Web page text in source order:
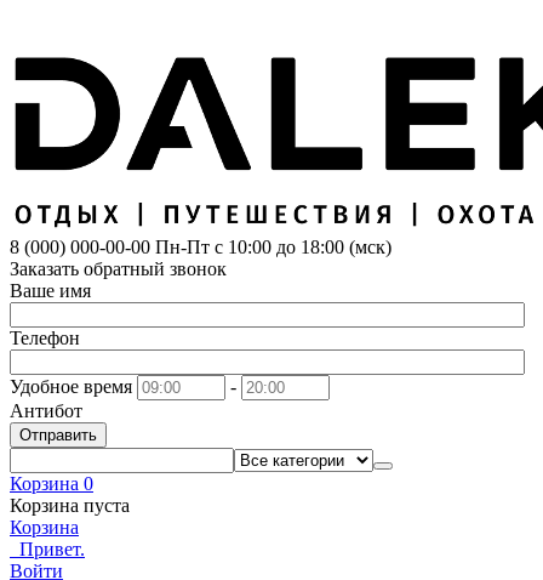
8 (000) 000-00-00 Пн-Пт с 10:00 до 18:00 (мск)
Заказать обратный звонок
Ваше имя
Телефон
Удобное время
-
Антибот
Отправить
Корзина 0
Корзина пуста
Корзина
Привет.
Войти